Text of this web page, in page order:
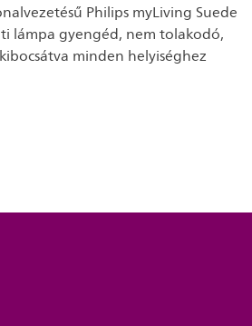
Philips myLiving Suede
lámpa gyengéd, nem tolakodó,
minden helyiséghez